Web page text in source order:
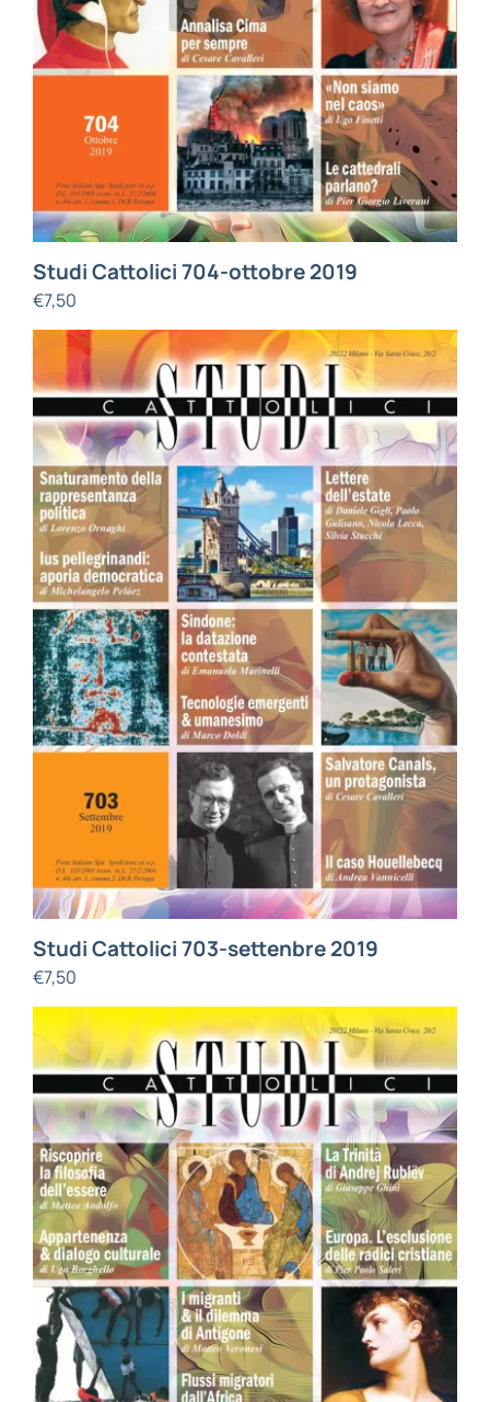
Studi Cattolici 704-ottobre 2019
€7,50
Studi Cattolici 703-settenbre 2019
€7,50